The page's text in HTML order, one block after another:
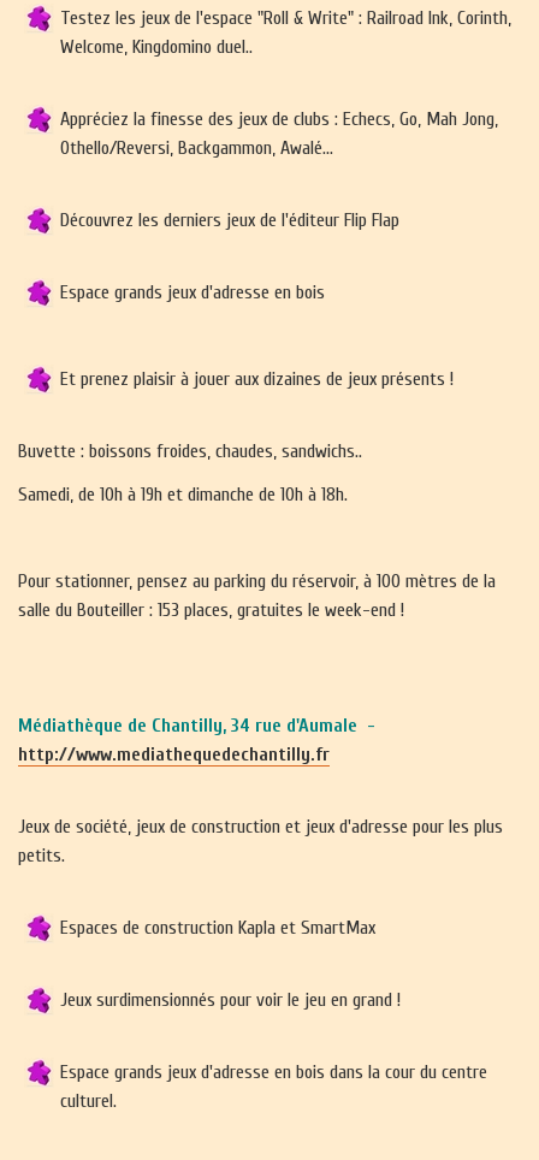
Testez les jeux de l'espace "Roll & Write" : Railroad Ink, Corinth,
Welcome, Kingdomino duel..
Appréciez la finesse des jeux de clubs : Echecs, Go, Mah Jong,
Othello/Reversi, Backgammon, Awalé...
Découvrez les derniers jeux de l'éditeur Flip Flap
Espace grands jeux d'adresse en bois
Et prenez plaisir à jouer aux dizaines de jeux présents !
Buvette : boissons froides, chaudes, sandwichs..
Samedi, de 10h à 19h et dimanche de 10h à 18h.
Pour stationner, pensez au parking du réservoir, à 100 mètres de la
salle du Bouteiller : 153 places, gratuites le week-end !
Médiathèque de Chantilly, 34 rue d'Aumale -
http://www.mediathequedechantilly.fr
Jeux de société, jeux de construction et jeux d'adresse pour les plus
petits.
Espaces de construction Kapla et SmartMax
Jeux surdimensionnés pour voir le jeu en grand !
Espace grands jeux d'adresse en bois dans la cour du centre
culturel.